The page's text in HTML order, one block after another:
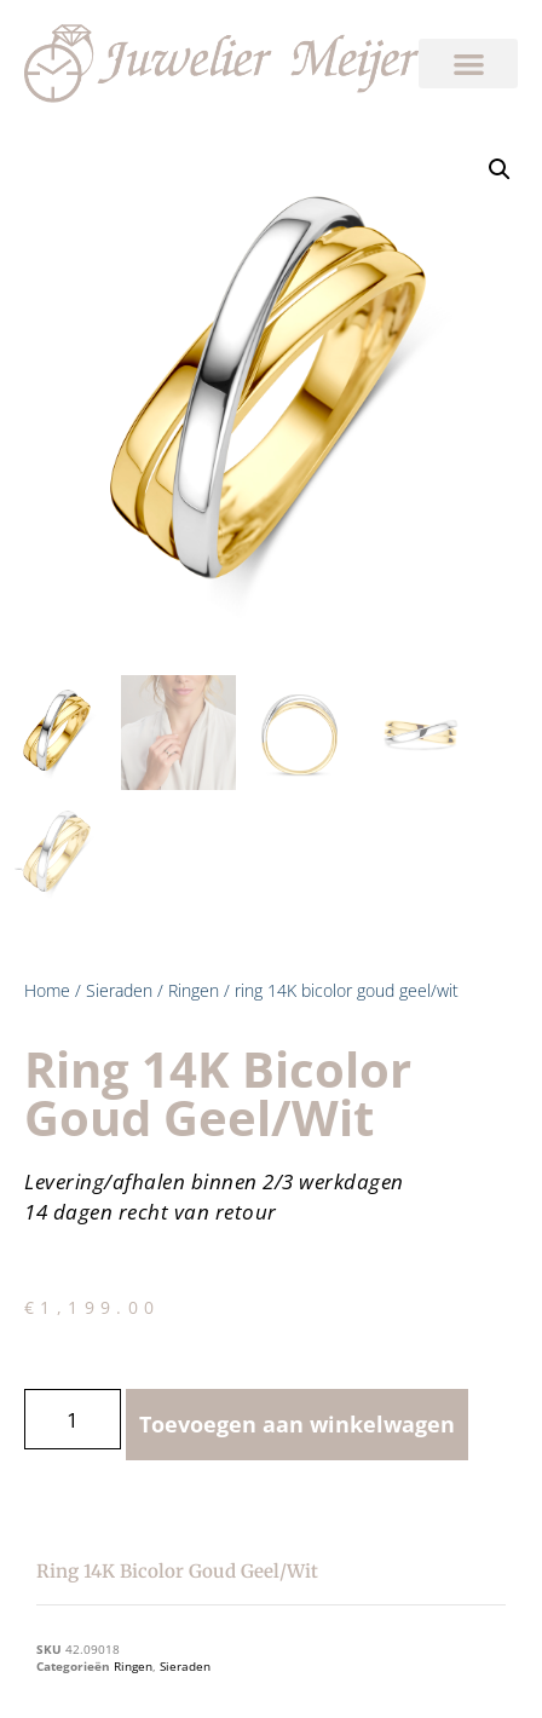
Home / Sieraden / Ringen / ring 14K bicolor goud geel/wit
Ring 14K Bicolor
Goud Geel/wit
Levering/afhalen binnen 2/3 werkdagen
14 dagen recht van retour
€ 1,199.00
Toevoegen aan winkelwagen
Ring 14K Bicolor Goud Geel/wit
SKU 42.09018
Categorieën Ringen, Sieraden